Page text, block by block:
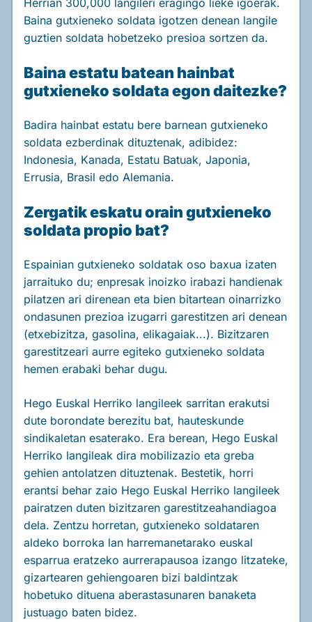
Baina gutxieneko soldata igotzen denean langile
guztien soldata hobetzeko presioa sortzen da.
Baina estatu batean hainbat
gutxieneko soldata egon daitezke?
Badira hainbat estatu bere barnean gutxieneko
soldata ezberdinak dituztenak, adibidez:
Indonesia, Kanada, Estatu Batuak, Japonia,
Errusia, Brasil edo Alemania.
Zergatik eskatu orain gutxieneko
soldata propio bat?
Espainian gutxieneko soldatak oso baxua izaten
jarraituko du; enpresak inoizko irabazi handienak
pilatzen ari direnean eta bien bitartean oinarrizko
ondasunen prezioa izugarri garestitzen ari denean
(etxebizitza, gasolina, elikagaiak...). Bizitzaren
garestitzeari aurre egiteko gutxieneko soldata
hemen erabaki behar dugu.
Hego Euskal Herriko langileek sarritan erakutsi
dute borondate berezitu bat, hauteskunde
sindikaletan esaterako. Era berean, Hego Euskal
Herriko langileak dira mobilizazio eta greba
gehien antolatzen dituztenak. Bestetik, horri
erantsi behar zaio Hego Euskal Herriko langileek
pairatzen duten bizitzaren garestitzeahandiagoa
dela. Zentzu horretan, gutxieneko soldataren
aldeko borroka lan harremanetarako euskal
esparrua eratzeko aurrerapausoa izango litzateke,
gizartearen gehiengoaren bizi baldintzak
hobetuko dituena aberastasunaren banaketa
justuago baten bidez.